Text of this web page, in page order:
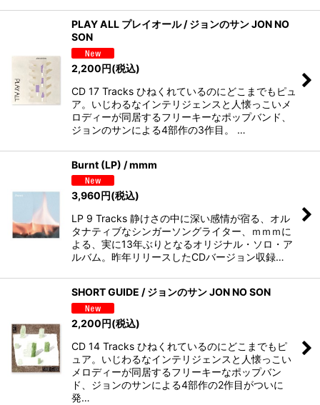
PLAY ALL プレイオール / ジョンのサン JON NO
SON
2,200円(税込)
CD 17 Tracks ひねくれているのにどこまでもピュ
ア。いじわるなインテリジェンスと人懐っこいメ
ロディーが同居するフリーキーなポップバンド、
ジョンのサンによる4部作の3作目。 …
Burnt (LP) / mmm
3,960円(税込)
LP 9 Tracks 静けさの中に深い感情が宿る、オル
タナティブなシンガーソングライター、ｍｍｍに
よる、実に13年ぶりとなるオリジナル・ソロ・ア
ルバム。昨年リリースしたCDバージョン収録…
SHORT GUIDE / ジョンのサン JON NO SON
2,200円(税込)
CD 14 Tracks ひねくれているのにどこまでもピ
ュア。いじわるなインテリジェンスと人懐っこい
メロディーが同居するフリーキーなポップバン
ド、ジョンのサンによる4部作の2作目がついに
発…